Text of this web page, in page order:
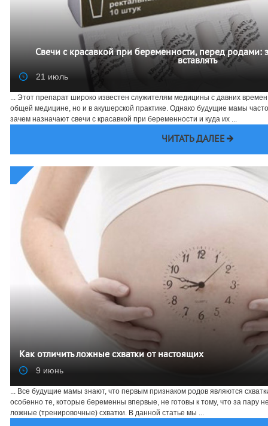
Свечи с красавкой при беременности, перед родами:
вставлять
21 июль
... Этот препарат широко известен служителям медицины с давних
общей медицине, но и в акушерской практике. Однако будущие мамы
зачем назначают свечи с красавкой при беременности и куда их ...
ЧИТАТЬ ДАЛЕЕ
Как отличить ложные схватки от настоящих
9 июнь
... Все будущие мамы знают, что первым признаком родов являются
особенно те, которые беременны впервые, не готовы к тому, что за пару
ложные (тренировочные) схватки. В данной статье мы ...